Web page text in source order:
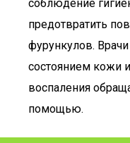
соблюдение
предотвратить
фурункулов.
состоянием кожи
воспаления
помощью.